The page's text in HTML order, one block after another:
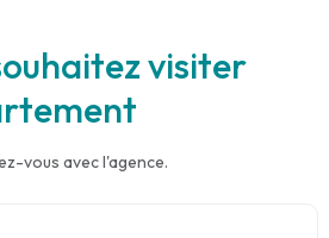
visiter
vous avec l'agence.